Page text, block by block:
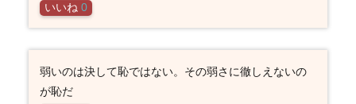
いいね 0
弱いのは決して恥ではない。その弱さに徹しえないの
が恥だ